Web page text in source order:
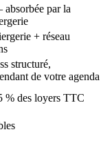
absorbée par la
+ réseau
structuré,
de votre agenda
% des loyers TTC